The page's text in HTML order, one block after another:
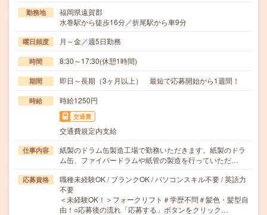
勤務地
福岡県遠賀郡
水巻駅から徒歩16分／折尾駅から車9分
曜日頻度 月～金／週5日勤務
時間 8:30～17:30(休憩1時間)
期間 即日～長期（3ヶ月以上） 最短で応募開始から1週間！
時給 時給1250円
交通費
交通費規定内支給
仕事内容
紙製のドラム缶製造工場で勤務いただきます。紙製のドラ
ム缶、ファイバードラムや紙管の製造を行っていただ…
応募資格
職種未経験OK / ブランクOK / パソコンスキル不要 / 英語力
不要
＜未経験OK！＞フォークリフト＃学歴不問＃髪色・髪型自
由！○応募後の流れ「応募する」ボタンをクリック…